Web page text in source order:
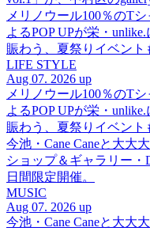
メリノウール100％のT
よるPOP UPが栄・
賑わう、夏祭りイベント
LIFE STYLE
Aug 07. 2026 up
メリノウール100％のT
よるPOP UPが栄・
賑わう、夏祭りイベント
今池・Cane Caneと大大
ショップ＆ギャラリー・
日間限定開催。
MUSIC
Aug 07. 2026 up
今池・Cane Caneと大大